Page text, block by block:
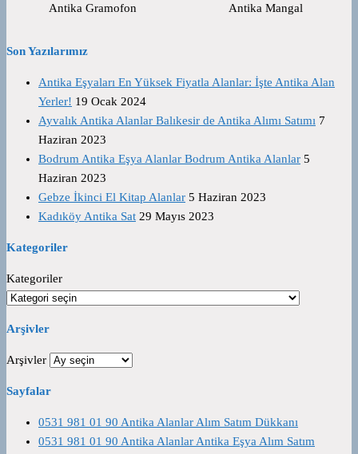
Antika Gramofon Antika Mangal
Son Yazılarımız
Antika Eşyaları En Yüksek Fiyatla Alanlar: İşte Antika Alan
Yerler! 19 Ocak 2024
Ayvalık Antika Alanlar Balıkesir de Antika Alımı Satımı 7
Haziran 2023
Bodrum Antika Eşya Alanlar Bodrum Antika Alanlar 5
Haziran 2023
Gebze İkinci El Kitap Alanlar 5 Haziran 2023
Kadıköy Antika Sat 29 Mayıs 2023
Kategoriler
Kategoriler
Arşivler
Arşivler
Sayfalar
0531 981 01 90 Antika Alanlar Alım Satım Dükkanı
0531 981 01 90 Antika Alanlar Antika Eşya Alım Satım